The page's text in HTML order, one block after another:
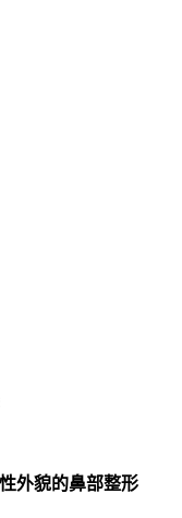
外貌的鼻部整形